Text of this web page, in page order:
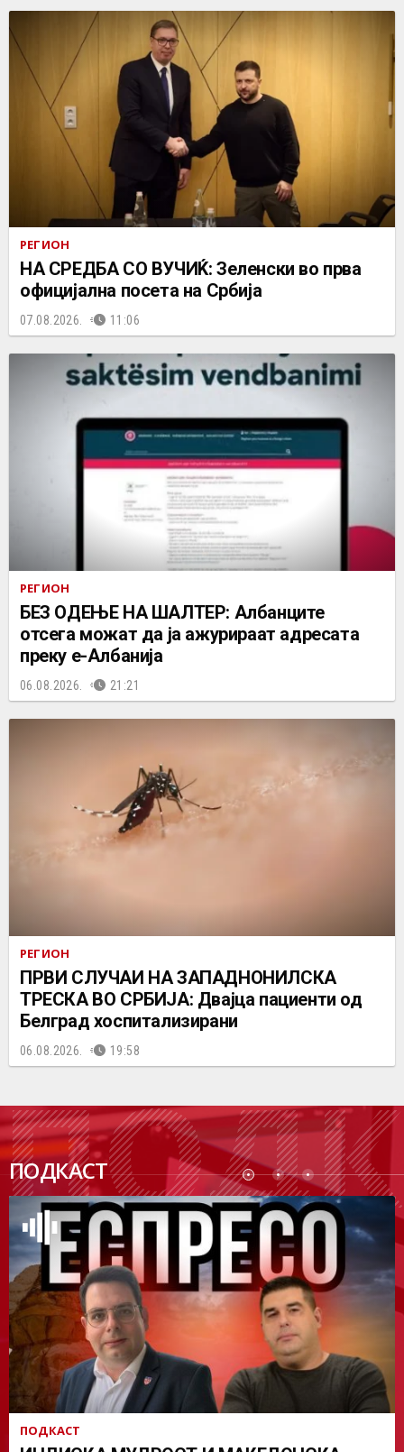
РЕГИОН
НА СРЕДБА СО ВУЧИЌ: Зеленски во прва
официјална посета на Србија
07.08.2026. 11:06
РЕГИОН
БЕЗ ОДЕЊЕ НА ШАЛТЕР: Албанците
отсега можат да ја ажурираат адресата
преку е-Албанија
06.08.2026. 21:21
РЕГИОН
ПРВИ СЛУЧАИ НА ЗАПАДНОНИЛСКА
ТРЕСКА ВО СРБИЈА: Двајца пациенти од
Белград хоспитализирани
06.08.2026. 19:58
ПОДКАСТ
ПОДК
АСТ
ПОДКАСТ